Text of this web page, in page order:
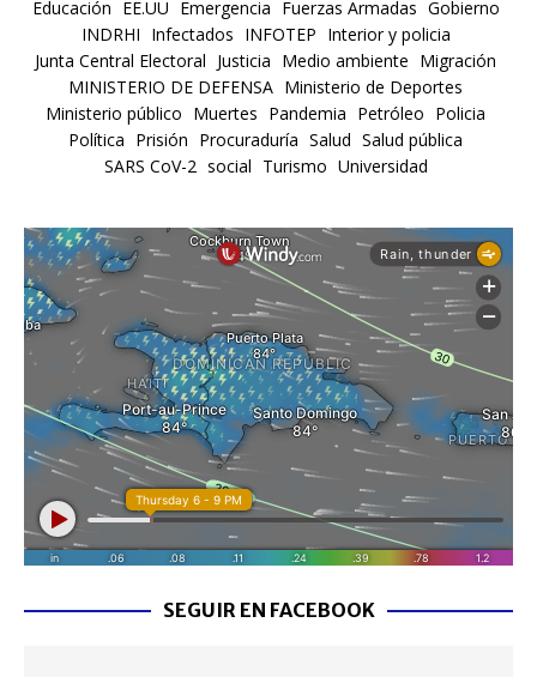
Educación EE.UU Emergencia Fuerzas Armadas Gobierno
INDRHI Infectados INFOTEP Interior y policia
Junta Central Electoral Justicia Medio ambiente Migración
MINISTERIO DE DEFENSA Ministerio de Deportes
Ministerio público Muertes Pandemia Petróleo Policia
Política Prisión Procuraduría Salud Salud pública
SARS CoV-2 social Turismo Universidad
SEGUIR EN FACEBOOK